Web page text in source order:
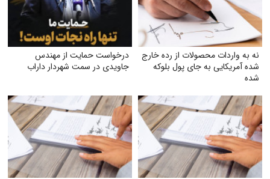
نه به واردات محصولات از رده خارج
شده آمریکایی به جای پول بلوکه
شده
درخواست حمایت از مهندس
جاویدی در سمت شهردار داراب